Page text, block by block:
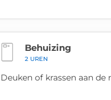
Behuizing
2 UREN
Deuken of krassen aan